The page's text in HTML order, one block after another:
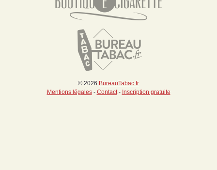
© 2026 BureauTabac.fr
Mentions légales- Contact- Inscription gratuite